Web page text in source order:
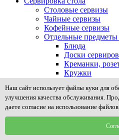
Столовые сервизы
Чайные сервизы
Кофейные сервизы
Отдельные предметы
Блюда
Доски
Креманки,
Кружки
Менажницы и
Молочники,
Наборы для
Подносы,
Подставки для
Подставки
Наш сайт использует файлы куки для
улучшения качества обслуживания.
даете согласие на использование